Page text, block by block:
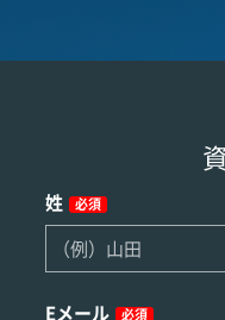
姓 必須
Eメール 必須